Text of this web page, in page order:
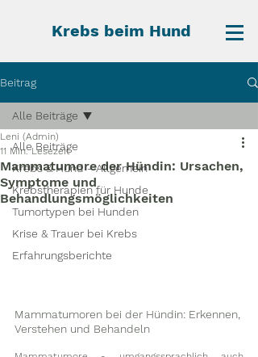
Krebs beim Hund
Beitrag
Alle Beiträge
Krebs & Hund - Allgemein
Krebstherapien für Hunde
Tumortypen bei Hunden
Krise & Trauer bei Krebs
Erfahrungsberichte
Alle Beiträge
Mammatumore der Hündin: Ursachen,
Symptome und
Behandlungsmöglichkeiten
Leni (Admin)
11 Min. Lesezeit
Mammatumoren bei der Hündin: Erkennen,
Verstehen und Behandeln